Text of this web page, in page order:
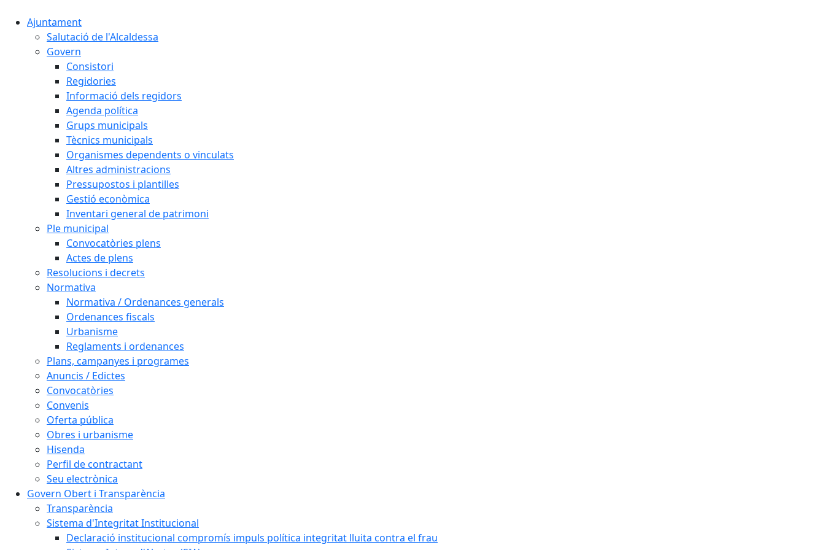
Ajuntament
Salutació de l'Alcaldessa
Govern
Consistori
Regidories
Informació dels regidors
Agenda política
Grups municipals
Tècnics municipals
Organismes dependents o vinculats
Altres administracions
Pressupostos i plantilles
Gestió econòmica
Inventari general de patrimoni
Ple municipal
Convocatòries plens
Actes de plens
Resolucions i decrets
Normativa
Normativa / Ordenances generals
Ordenances fiscals
Urbanisme
Reglaments i ordenances
Plans, campanyes i programes
Anuncis / Edictes
Convocatòries
Convenis
Oferta pública
Obres i urbanisme
Hisenda
Perfil de contractant
Seu electrònica
Govern Obert i Transparència
Transparència
Sistema d'Integritat Institucional
Declaració institucional compromís impuls política integritat lluita contra el frau